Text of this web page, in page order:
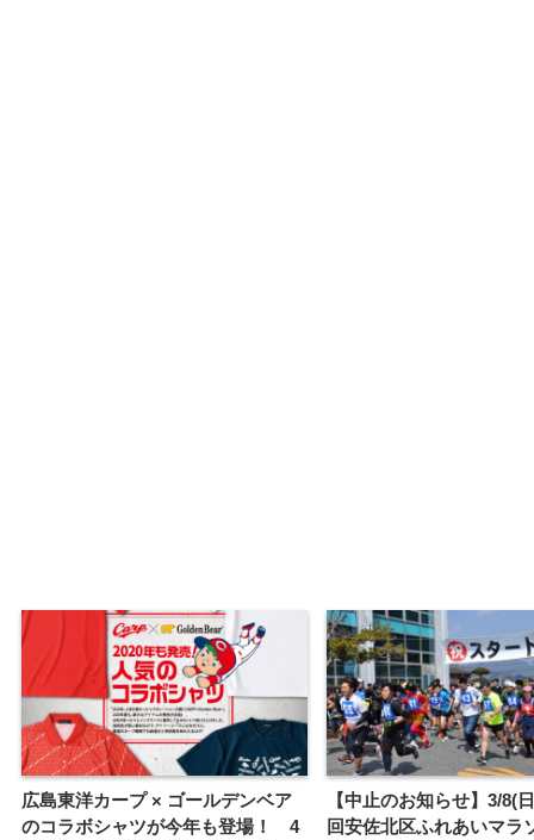
広島東洋カープ × ゴールデンベア
のコラボシャツが今年も登場！ 4
【中止のお知らせ】3/8(
回安佐北区ふれあいマラ